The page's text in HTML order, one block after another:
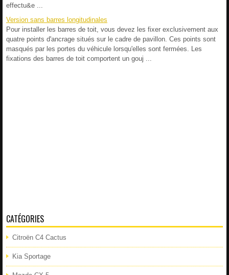
effectu&e ...
Version sans barres longitudinales
Pour installer les barres de toit, vous devez les fixer exclusivement aux
quatre points d'ancrage situés sur le cadre de pavillon. Ces points sont
masqués par les portes du véhicule lorsqu'elles sont fermées. Les
fixations des barres de toit comportent un gouj ...
CATÉGORIES
Citroën C4 Cactus
Kia Sportage